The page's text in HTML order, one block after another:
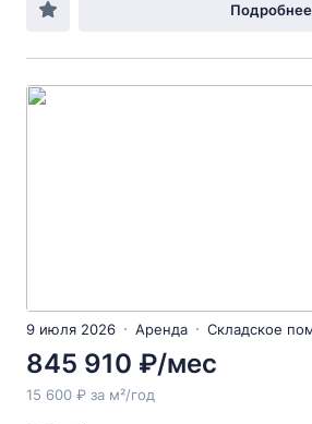
Подробнее
9 июля 2026 Аренда Складское
845 910 ₽/мес
15 600 ₽ за м²/год